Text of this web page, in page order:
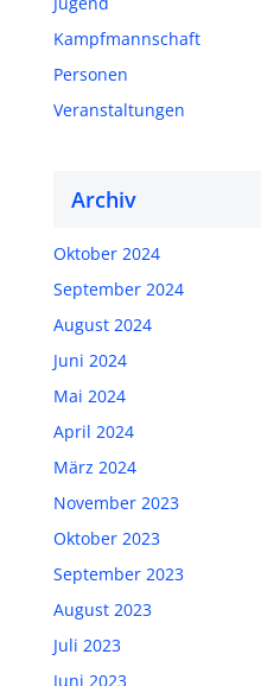
Kampfmannschaft
Personen
Veranstaltungen
Archiv
Oktober 2024
September 2024
August 2024
Juni 2024
Mai 2024
April 2024
März 2024
November 2023
Oktober 2023
September 2023
August 2023
Juli 2023
Juni 2023